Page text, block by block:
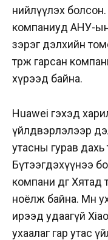
нийлүүлэх болсон.
компаниуд АНУ-
зэрэг дэлхийн
төрж гарсан
хүрээд байна.
Huawei гэхэд
үйлдвэрлэлээр
утасны гурав
Бүтээгдэхүүнээ
компани өдгөө
ноёлж байна. Мөн
ирээд удаагүй
ухаалаг гар утас